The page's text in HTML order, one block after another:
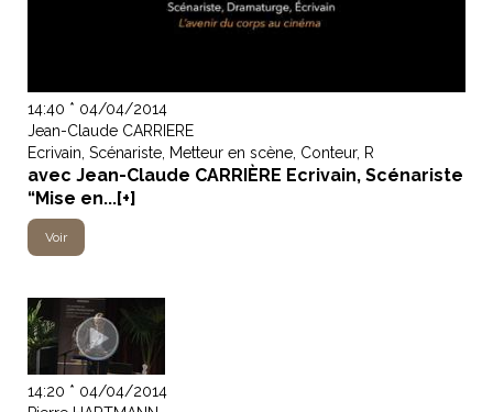
14:40 * 04/04/2014
Jean-Claude CARRIERE
Ecrivain, Scénariste, Metteur en scène, Conteur, R
avec Jean-Claude CARRIÈRE Ecrivain, Scénariste
“Mise en...[+]
Voir
14:20 * 04/04/2014